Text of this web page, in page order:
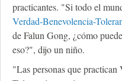
practicantes. "Si todo el
Verdad-Benevolencia-
de Falun Gong, ¿cómo
eso?", dijo un niño.
"Las personas que